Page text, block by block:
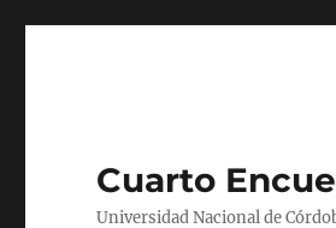
Cuarto
Universidad Nacional de